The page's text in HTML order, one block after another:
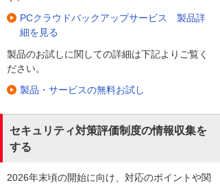
PCクラウドバックアップサービス 製品詳
細を見る
製品のお試しに関しての詳細は下記よりご覧く
ださい。
製品・サービスの無料お試し
セキュリティ対策評価制度の情報収集を
する
2026年末頃の開始に向け、対応のポイントや関